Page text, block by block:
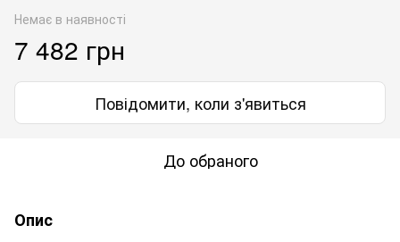
Немає в наявності
7 482 грн
Повідомити, коли з'явиться
До обраного
Опис